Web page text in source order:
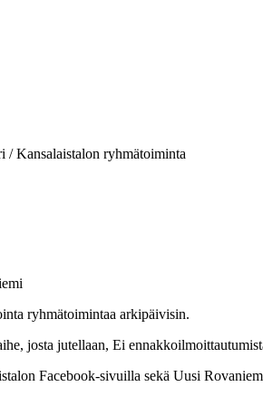
/ Kansalaistalon ryhmätoiminta
ryhmätoimintaa arkipäivisin.
josta jutellaan, Ei
Facebook-sivuilla sekä Uusi